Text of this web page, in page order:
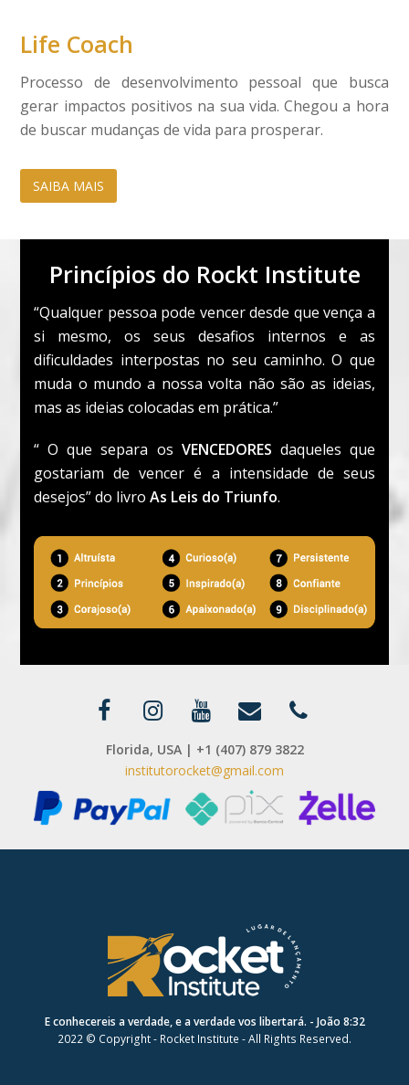
Life Coach
Processo de desenvolvimento pessoal que busca
gerar impactos positivos na sua vida. Chegou a hora
de buscar mudanças de vida para prosperar.
SAIBA MAIS
Princípios do Rockt Institute
“Qualquer pessoa pode vencer desde que vença a
si mesmo, os seus desafios internos e as
dificuldades interpostas no seu caminho. O que
muda o mundo a nossa volta não são as ideias,
mas as ideias colocadas em prática.”
“ O que separa os VENCEDORES daqueles que
gostariam de vencer é a intensidade de seus
desejos” do livroAs Leis do Triunfo.
Florida, USA | +1 (407) 879 3822
institutorocket@gmail.com
E conhecereis a verdade, e a verdade vos libertará. - João 8:32
2022 © Copyright - Rocket Institute - All Rights Reserved.